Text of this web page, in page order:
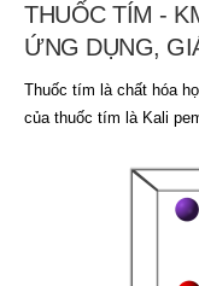
THUỐC TÍM -
ỨNG DỤNG,
Thuốc tím là chất hóa
của thuốc tím là Kali